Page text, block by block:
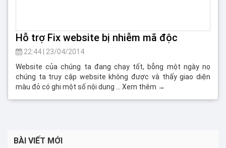
Hỗ trợ Fix website bị nhiễm mã độc
22:44
23/04/2014
Website của chúng ta đang chạy tốt, bỗng một ngày nọ
chúng ta truy cập website không được và thấy giao diện
màu đỏ có ghi một số nội dung … Xem thêm →
BÀI VIẾT MỚI